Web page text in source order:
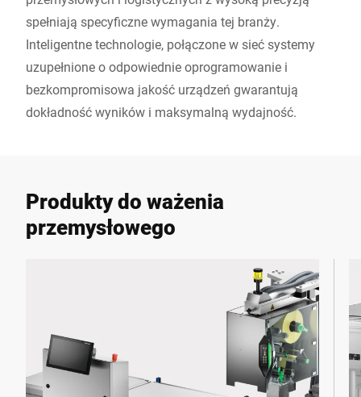
spełniają specyficzne wymagania tej branży.
Inteligentne technologie, połączone w sieć systemy
uzupełnione o odpowiednie oprogramowanie i
bezkompromisowa jakość urządzeń gwarantują
dokładność wyników i maksymalną wydajność.
Produkty do ważenia
przemysłowego